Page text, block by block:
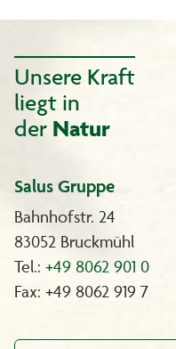
Unsere Kraft
liegt in
der Natur
Salus Gruppe
Bahnhofstr. 24
83052 Bruckmühl
Tel.: +49 8062 901 0
Fax: +49 8062 919 7